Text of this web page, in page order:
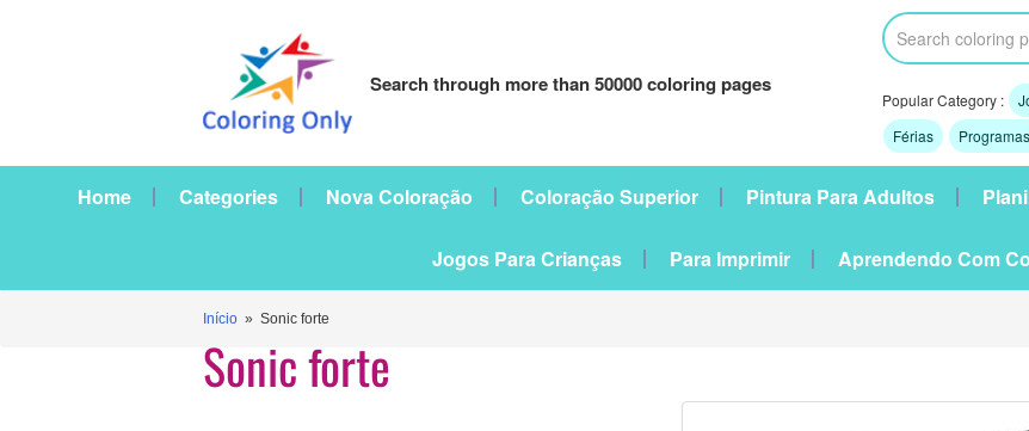
Search through more than 50000 coloring pages
Popular Category :
Férias
Home Categories Nova Coloração Coloração Superior Pintura Para Adultos
Jogos Para Crianças Para Imprimir Aprendendo Com
Início » Sonic forte
Sonic forte